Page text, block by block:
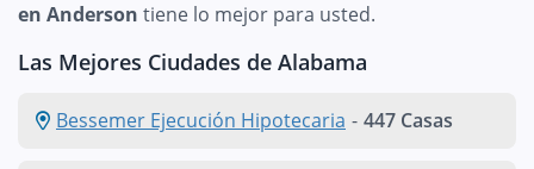
en Anderson tiene lo mejor para usted.
Las Mejores Ciudades de Alabama
Bessemer Ejecución Hipotecaria - 447 Casas